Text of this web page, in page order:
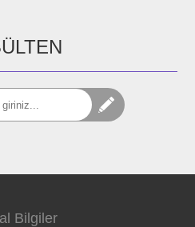
Bilgiler